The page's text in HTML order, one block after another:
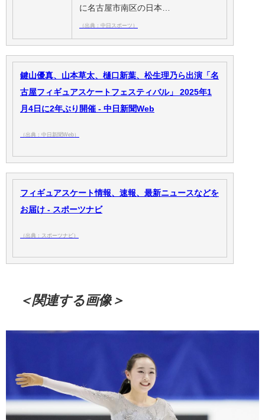
に名古屋市南区の日本…
（出典：中日スポーツ）
鍵山優真、山本草太、樋口新葉、松生理乃ら出演「名
古屋フィギュアスケートフェスティバル」 2025年1
月4日に2年ぶり開催 - 中日新聞Web
（出典：中日新聞Web）
フィギュアスケート情報、速報、最新ニュースなどを
お届け - スポーツナビ
（出典：スポーツナビ）
＜関連する画像＞